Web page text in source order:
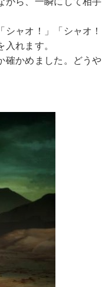
ャオ！」「シャオ
れます。
かめました。どう